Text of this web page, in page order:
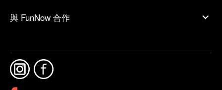
與 FunNow 合作